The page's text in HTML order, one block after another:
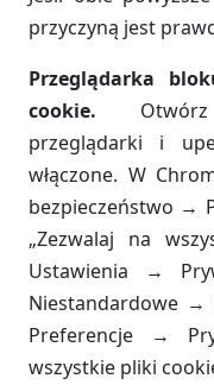
przyczyną jest
Przeglądarka
cookie. Otwórz
przeglądarki i
włączone. W
bezpieczeństwo →
„Zezwalaj na
Ustawienia →
Niestandardowe →
Preferencje →
wszystkie pliki